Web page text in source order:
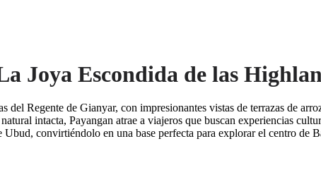
Joya Escondida de las
del Regente de Gianyar, con impresionantes vistas de terrazas de
intacta, Payangan atrae a viajeros que buscan experiencias
convirtiéndolo en una base perfecta para explorar el centro de